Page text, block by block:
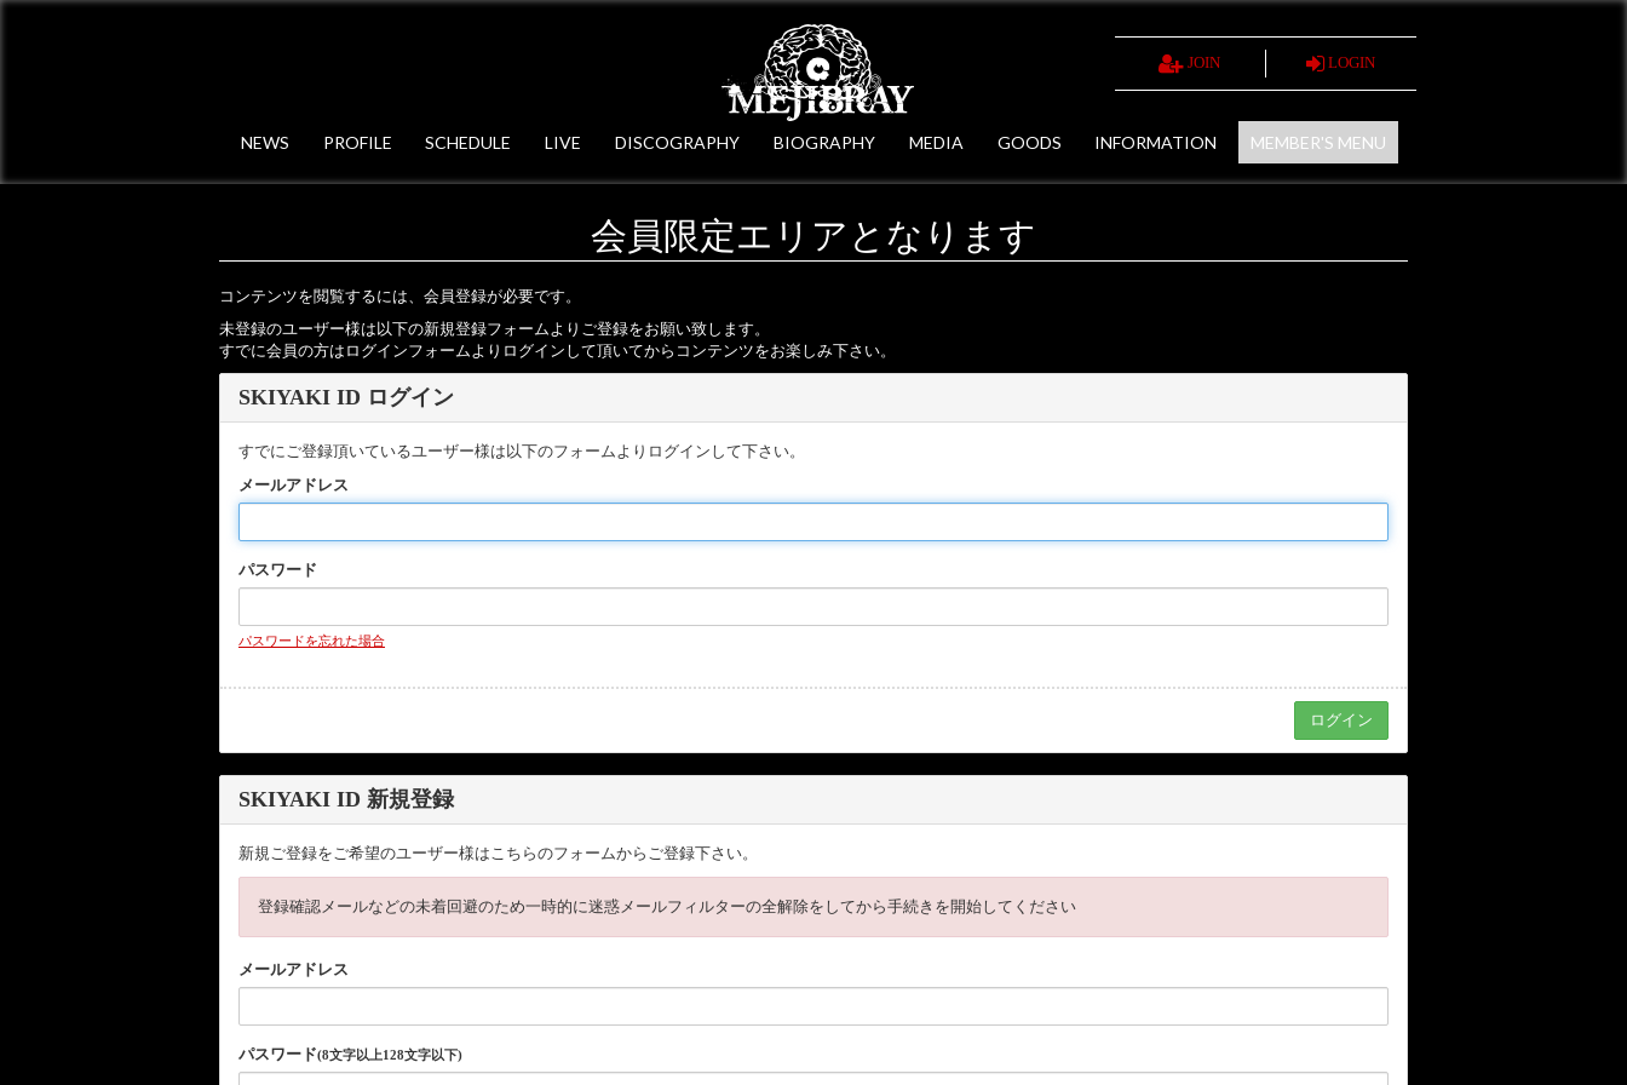
JOIN LOGIN
NEWS PROFILE SCHEDULE LIVE DISCOGRAPHY BIOGRAPHY MEDIA GOODS INFORMATION MEMBER'S MENU
会員限定エリアとなります
コンテンツを閲覧するには、会員登録が必要です。
未登録のユーザー様は以下の新規登録フォームよりご登録をお願い致します。
すでに会員の方はログインフォームよりログインして頂いてからコンテンツをお楽しみ下さい。
SKIYAKI ID ログイン
すでにご登録頂いているユーザー様は以下のフォームよりログインして下さい。
メールアドレス
パスワード
パスワードを忘れた場合
SKIYAKI ID 新規登録
新規ご登録をご希望のユーザー様はこちらのフォームからご登録下さい。
登録確認メールなどの未着回避のため一時的に迷惑メールフィルターの全解除をしてから手続きを開始してください
メールアドレス
パスワード(8文字以上128文字以下)